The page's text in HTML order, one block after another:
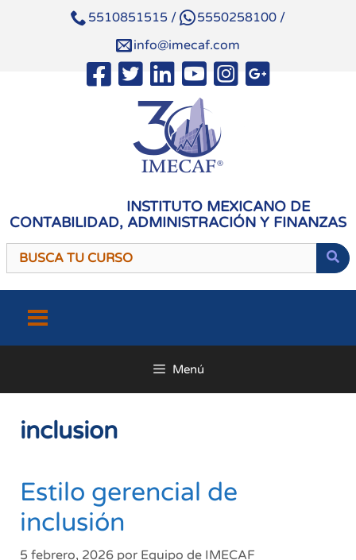
5510851515 / 5550258100 /
info@imecaf.com
INSTITUTO MEXICANO DE
CONTABILIDAD, ADMINISTRACIÓN Y FINANZAS
contenido
Menú
inclusion
Estilo gerencial de
inclusión
5 febrero, 2026 por Equipo de IMECAF